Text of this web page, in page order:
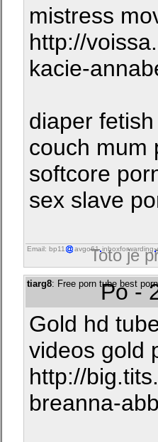
mistress
http://
kacie-
diaper
couch mum
softcore
sex slave
Email: bp11 avgo61 inboxforwarding
Toto je
tiarg8: Free porn tube best
Po -
Gold hd
videos gold
http://
breanna-